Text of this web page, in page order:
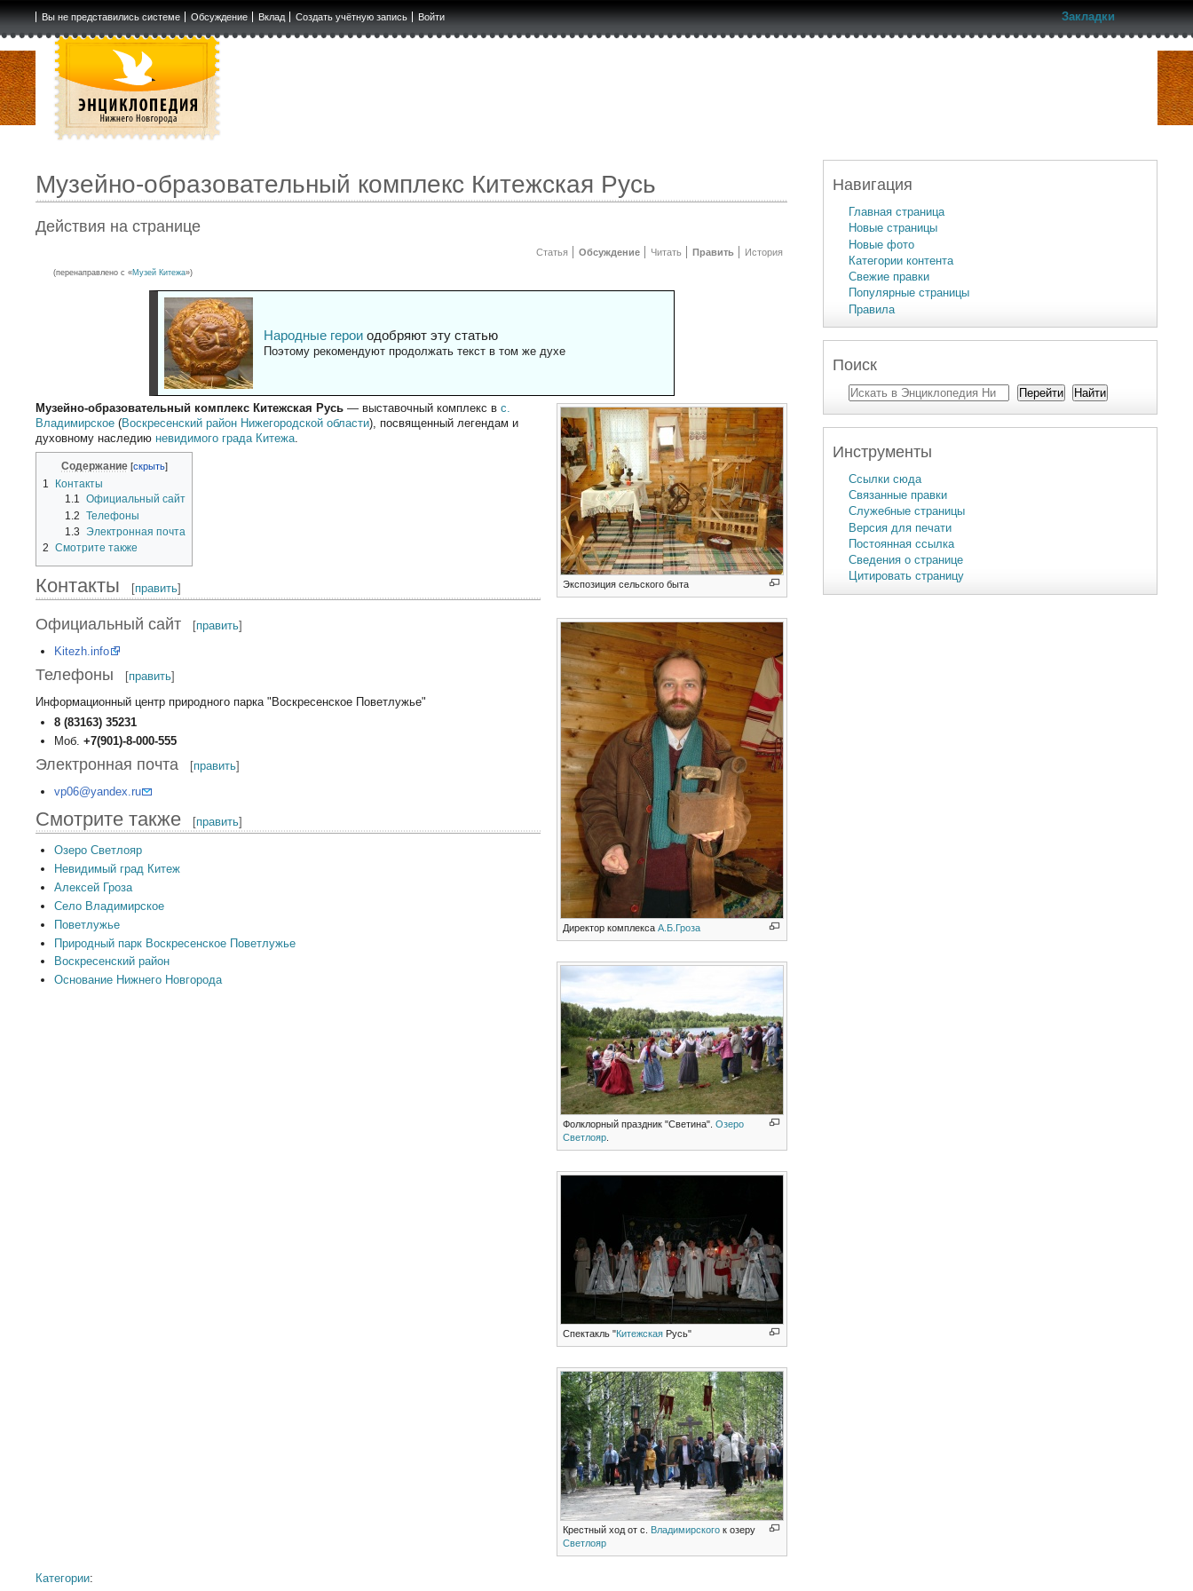
Вы не представились системе Обсуждение Вклад Создать учётную запись Войти Закладки
Музейно-образовательный комплекс Китежская Русь
Действия на странице
Статья Обсуждение Читать Править История
(перенаправлено с «Музей Китежа»)
Народные героиодобряют эту статью
Поэтому рекомендуют продолжать текст в том же духе
Экспозиция сельского быта
Директор комплексаА.Б.Гроза
Фолклорный праздник "Светина".Озеро
Светлояр
Спектакль "Китежская Русь"
Крестный ход от с. Владимирского к озеру
Светлояр
Музейно-образовательный комплекс Китежская Русь — выставочный комплекс вс.
Владимирское (Воскресенский район Нижегородской области), посвященный легендам и
духовному наследию невидимого града Китежа.
Содержание
1
Контакты
1.1 Официальный сайт
1.2 Телефоны
1.3 Электронная почта
2 Смотрите также
Контакты [править]
Официальный сайт [править]
Kitezh.info
Телефоны [править]
Информационный центр природного парка "Воскресенское Поветлужье"
8 (83163) 35231
Моб. +7(901)-8-000-555
Электронная почта [править]
vp06@yandex.ru
Смотрите также [править]
Озеро Светлояр
Невидимый град Китеж
Алексей Гроза
Село Владимирское
Поветлужье
Природный парк Воскресенское Поветлужье
Воскресенский район
Основание Нижнего Новгорода
Категории:
Навигация
Главная страница
Новые страницы
Новые фото
Категории контента
Свежие правки
Популярные страницы
Правила
Поиск
Инструменты
Ссылки сюда
Связанные правки
Служебные страницы
Версия для печати
Постоянная ссылка
Сведения о странице
Цитировать страницу